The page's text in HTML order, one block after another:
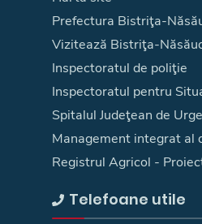
Prefectura Bistriţa-
Vizitează Bistriţa-
Inspectoratul de poliţie
Inspectoratul pentru
Spitalul Judeţean de
Management integrat al
Registrul Agricol -
Telefoane utile